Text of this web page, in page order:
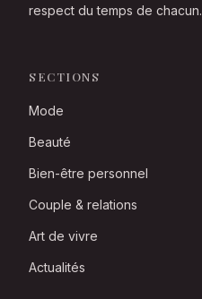
respect du temps de chacun.
SECTIONS
Mode
Beauté
Bien-être personnel
Couple & relations
Art de vivre
Actualités